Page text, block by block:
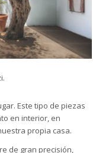
Este tipo de piezas
en interior, en
propia casa.
de gran precisión,